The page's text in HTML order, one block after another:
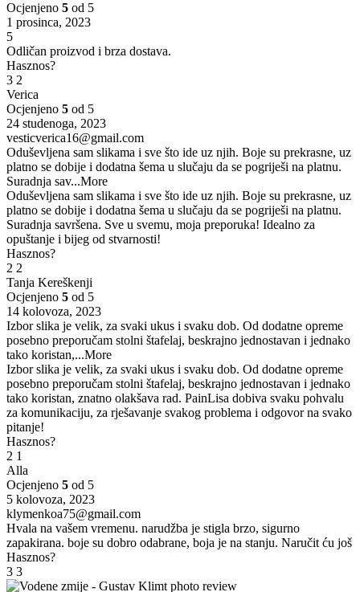
Ocjenjeno 5 od 5
1 prosinca, 2023
5
Odličan proizvod i brza dostava.
Hasznos?
3 2
Verica
Ocjenjeno 5 od 5
24 studenoga, 2023
vesticverica16@gmail.com
Oduševljena sam slikama i sve što ide uz njih. Boje su prekrasne, uz
platno se dobije i dodatna šema u slučaju da se pogriješi na platnu.
Suradnja sav...More
Oduševljena sam slikama i sve što ide uz njih. Boje su prekrasne, uz
platno se dobije i dodatna šema u slučaju da se pogriješi na platnu.
Suradnja savršena. Sve u svemu, moja preporuka! Idealno za
opuštanje i bijeg od stvarnosti!
Hasznos?
2 2
Tanja Kereškenji
Ocjenjeno 5 od 5
14 kolovoza, 2023
Izbor slika je velik, za svaki ukus i svaku dob. Od dodatne opreme
posebno preporučam stolni štafelaj, beskrajno jednostavan i jednako
tako koristan,...More
Izbor slika je velik, za svaki ukus i svaku dob. Od dodatne opreme
posebno preporučam stolni štafelaj, beskrajno jednostavan i jednako
tako koristan, znatno olakšava rad. PainLisa dobiva svaku pohvalu
za komunikaciju, za rješavanje svakog problema i odgovor na svako
pitanje!
Hasznos?
2 1
Alla
Ocjenjeno 5 od 5
5 kolovoza, 2023
klymenkoa75@gmail.com
Hvala na vašem vremenu. narudžba je stigla brzo, sigurno
zapakirana. boje su dobro odabrane, boja je na stanju. Naručit ću još
Hasznos?
3 3